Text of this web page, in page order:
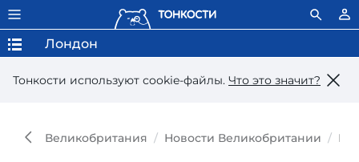
Тонкости используют сookie-файлы. Что это значит?
Лондон
Великобритания Новости Великобритании